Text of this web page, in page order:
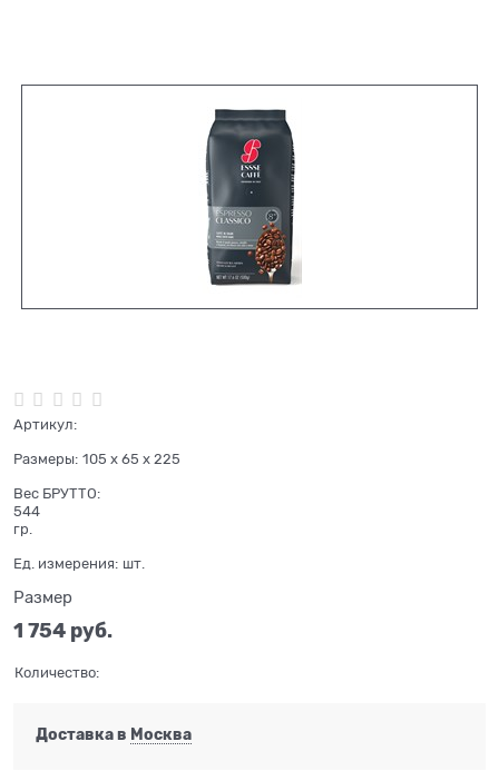
Артикул:
Размеры: 105 x 65 x 225
Вес БРУТТО:
544
гр.
Ед. измерения: шт.
Размер
1 754 руб.
Количество:
Доставка в Москва